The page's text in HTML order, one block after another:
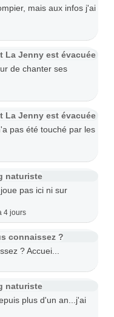
mais aux infos j'ai
La Jenny est évacuée
de chanter ses
La Jenny est évacuée
pas été touché par les
naturiste
pas ici ni sur
4 jours
connaissez ?
? Accuei...
naturiste
plus d'un an...j'ai